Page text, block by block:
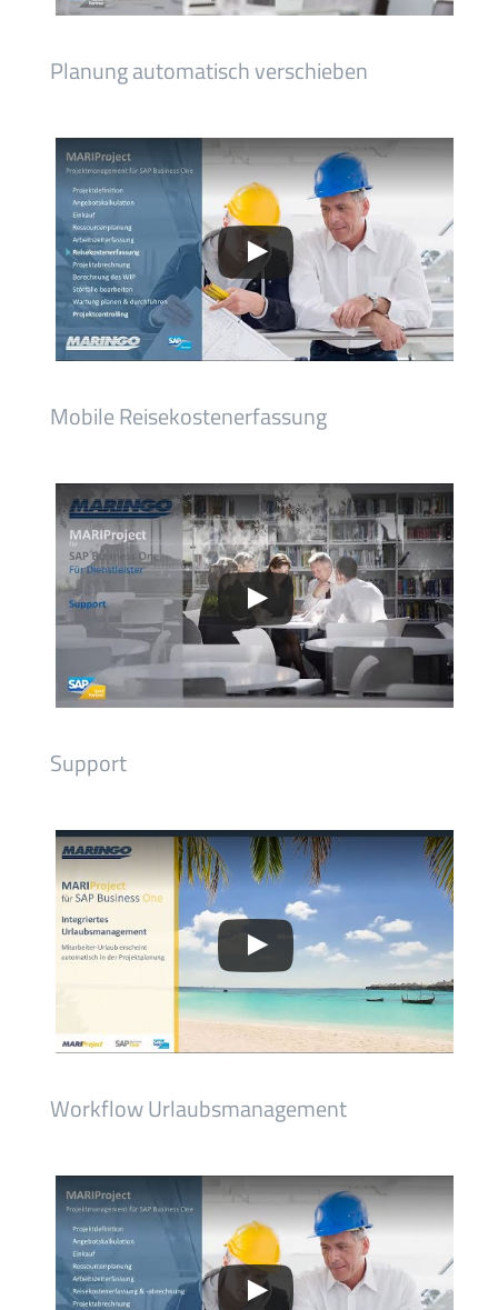
Planung automatisch verschieben
Mobile Reisekostenerfassung
Support
Workflow Urlaubsmanagement